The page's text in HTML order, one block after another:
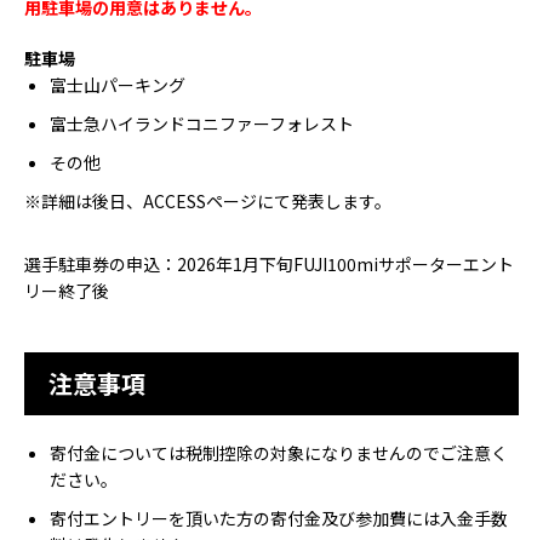
用駐車場の用意はありません。
駐車場
富士山パーキング
富士急ハイランドコニファーフォレスト
その他
※詳細は後日、ACCESSページにて発表します。
選手駐車券の申込：2026年1月下旬FUJI100miサポーターエント
リー終了後
注意事項
寄付金については税制控除の対象になりませんのでご注意く
ださい。
寄付エントリーを頂いた方の寄付金及び参加費には入金手数